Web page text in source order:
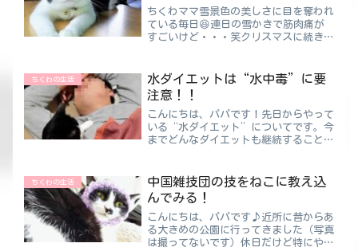
ちくわママ雪景色の美しさに目を奪われ
ている毎日😆連日の雪かきで筋肉痛が
すごいけど・・・笑クリスマスに続き、
けど、反面雪かきの労力がすごい⛄凍結
した路面も非常に危険なので...
ちくわの生活
水ダイエットは“水中毒”に要
注意！！
こんにちは、パパです！先日からやって
いる“水ダイエット”についてです。今
までどんなダイエットも継続することが
ットなんですが・・・継続中です(^^)/
これは毎日1.5ℓの...
ちくわの生活
中国雑技団の技をねこに教え込
んでみる！
こんにちは、パパです♪近所に昔からあ
る大きめの公園に行ってきました（写真
は撮ってないです）休日だけど特にやる